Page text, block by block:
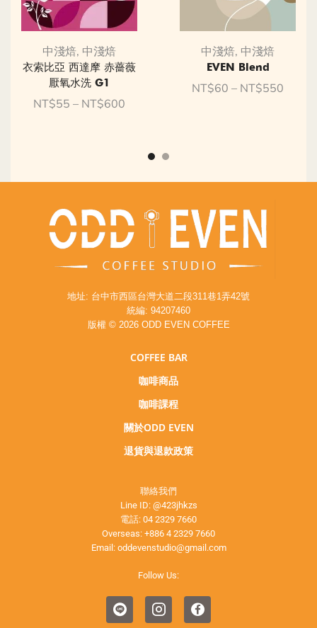
中淺焙, 中淺焙
衣索比亞 西達摩 赤薔薇
厭氧水洗 G1
NT$55 – NT$600
中淺焙, 中淺焙
EVEN Blend
NT$60 – NT$550
地址: 台中市西區台灣大道二段311巷1弄42號
統編: 94207460
版權 © 2026 ODD EVEN COFFEE
COFFEE BAR
咖啡商品
咖啡課程
關於ODD EVEN
退貨與退款政策
聯絡我們
Line ID: @423jhkzs
電話: 04 2329 7660
Overseas: +886 4 2329 7660
Email: oddevenstudio@gmail.com
Follow Us: